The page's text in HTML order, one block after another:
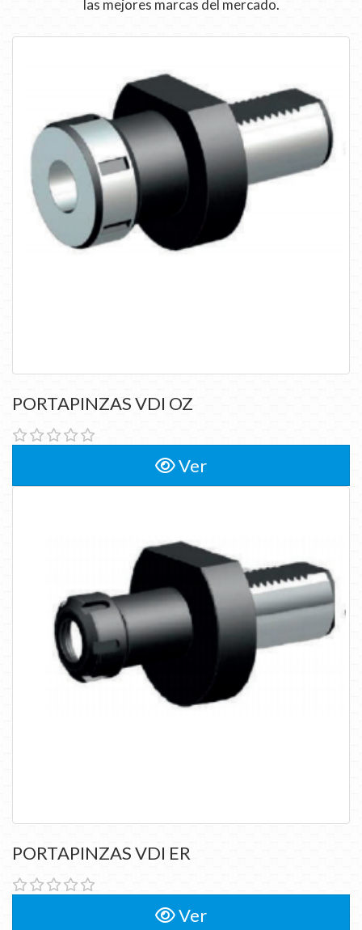
las mejores marcas del mercado.
PORTAPINZAS VDI OZ
Ver
PORTAPINZAS VDI ER
Ver